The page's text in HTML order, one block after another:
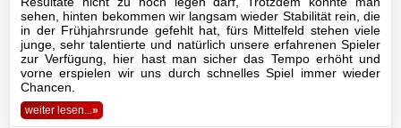
Haftungsausschluss
sehen, hinten bekommen wir langsam wieder Stabilität rein, die
in der Frühjahrsrunde gefehlt hat, fürs Mittelfeld stehen viele
junge, sehr talentierte und natürlich unsere erfahrenen Spieler
zur Verfügung, hier hast man sicher das Tempo erhöht und
vorne erspielen wir uns durch schnelles Spiel immer wieder
Chancen.
weiter lesen...»